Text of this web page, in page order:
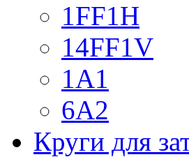
1FF1H
14FF1V
1A1
6A2
Круги для